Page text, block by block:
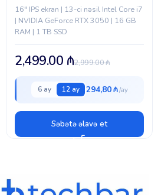
16″ IPS ekran | 13-ci nəsil Intel Core i7
| NVIDIA GeForce RTX 3050 | 16 GB
RAM | 1 TB SSD
2,999.00₼
2,499.00 ₼
6 ay 12 ay 294,80 ₼
Səbətə əlavə et